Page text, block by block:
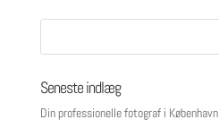
Seneste indlæg
Din professionelle fotograf i København